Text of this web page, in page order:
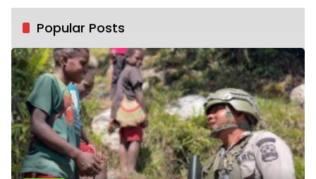
Popular Posts